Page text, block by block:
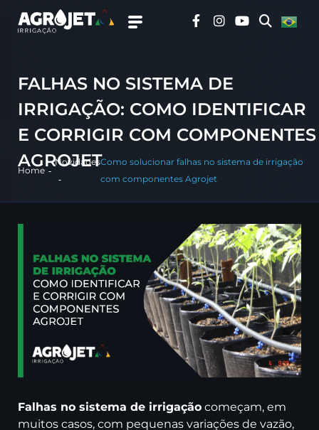
FALHAS NO SISTEMA DE
IRRIGAÇÃO: COMO IDENTIFICAR
E CORRIGIR COM COMPONENTES
AGROJET
Home
NovidadesComo solucionar falhas no sistema de irrigação
com componentes Agrojet
Falhas no sistema de irrigação começam, em
muitos casos, com pequenas variações de vazão,